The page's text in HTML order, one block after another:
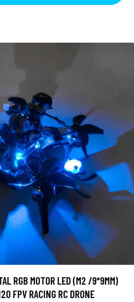
RGB MOTOR LED (M2 /9*9MM)
FPV RACING RC DRONE